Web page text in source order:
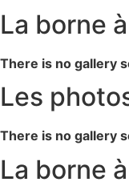
La borne
There is no gallery
Les
There is no gallery
La borne